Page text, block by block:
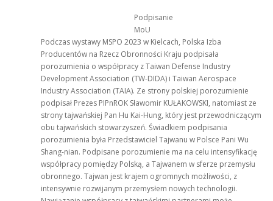
Podpisanie
MoU
Podczas wystawy MSPO 2023 w Kielcach, Polska Izba
Producentów na Rzecz Obronności Kraju podpisała
porozumienia o współpracy z Taiwan Defense Industry
Development Association (TW-DIDA) i Taiwan Aerospace
Industry Association (TAIA). Ze strony polskiej porozumienie
podpisał Prezes PIPnROK Sławomir KUŁAKOWSKI, natomiast ze
strony tajwańskiej Pan Hu Kai-Hung, który jest przewodniczącym
obu tajwańskich stowarzyszeń. Świadkiem podpisania
porozumienia była Przedstawiciel Tajwanu w Polsce Pani Wu
Shang-nian. Podpisane porozumienie ma na celu intensyfikację
współpracy pomiędzy Polską, a Tajwanem w sferze przemysłu
obronnego. Tajwan jest krajem ogromnych możliwości, z
intensywnie rozwijanym przemysłem nowych technologii.